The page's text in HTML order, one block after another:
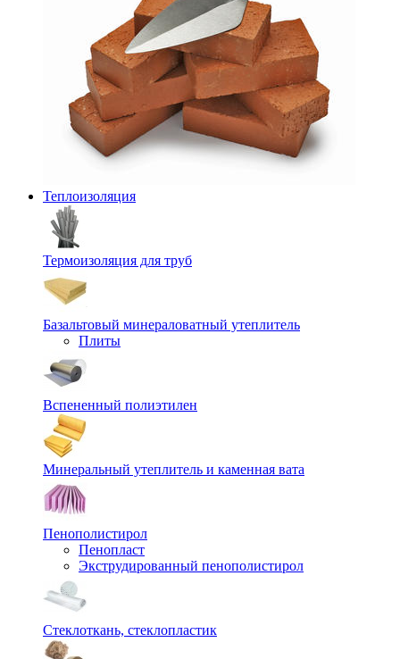
Теплоизоляция
Термоизоляция для труб
Базальтовый минераловатный утеплитель
Плиты
Вспененный полиэтилен
Минеральный утеплитель и каменная вата
Пенополистирол
Пенопласт
Экструдированный пенополистирол
Стеклоткань, стеклопластик